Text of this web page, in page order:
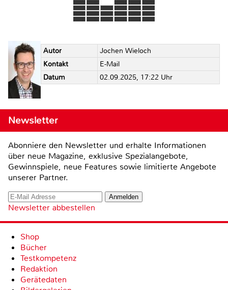
Autor
Jochen Wieloch
Kontakt
E-Mail
Datum
02.09.2025, 17:22 Uhr
Newsletter
Abonniere den Newsletter und erhalte Informationen
über neue Magazine, exklusive Spezialangebote,
Gewinnspiele, neue Features sowie limitierte Angebote
unserer Partner.
Newsletter abbestellen
Shop
Bücher
Testkompetenz
Redaktion
Gerätedaten